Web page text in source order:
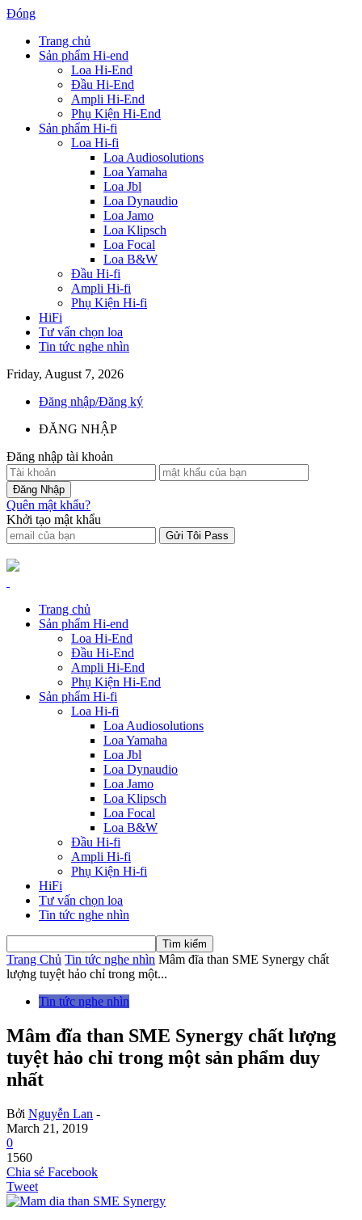
Đóng
Trang chủ
Sản phẩm Hi-end
Loa Hi-End
Đầu Hi-End
Ampli Hi-End
Phụ Kiện Hi-End
Sản phẩm Hi-fi
Loa Hi-fi
Loa Audiosolutions
Loa Yamaha
Loa Jbl
Loa Dynaudio
Loa Jamo
Loa Klipsch
Loa Focal
Loa B&W
Đầu Hi-fi
Ampli Hi-fi
Phụ Kiện Hi-fi
HiFi
Tư vấn chọn loa
Tin tức nghe nhìn
Friday, August 7, 2026
Đăng nhập/Đăng ký
ĐĂNG NHẬP
Đăng nhập tài khoản
Quên mật khẩu?
Khởi tạo mật khẩu
Trang chủ
Sản phẩm Hi-end
Loa Hi-End
Đầu Hi-End
Ampli Hi-End
Phụ Kiện Hi-End
Sản phẩm Hi-fi
Loa Hi-fi
Loa Audiosolutions
Loa Yamaha
Loa Jbl
Loa Dynaudio
Loa Jamo
Loa Klipsch
Loa Focal
Loa B&W
Đầu Hi-fi
Ampli Hi-fi
Phụ Kiện Hi-fi
HiFi
Tư vấn chọn loa
Tin tức nghe nhìn
Trang Chủ Tin tức nghe nhìn Mâm đĩa than SME Synergy chất
lượng tuyệt hảo chỉ trong một...
Tin tức nghe nhìn
Mâm đĩa than SME Synergy chất lượng
tuyệt hảo chỉ trong một sản phẩm duy
nhất
Bởi Nguyễn Lan -
March 21, 2019
0
1560
Chia sẻ Facebook
Tweet